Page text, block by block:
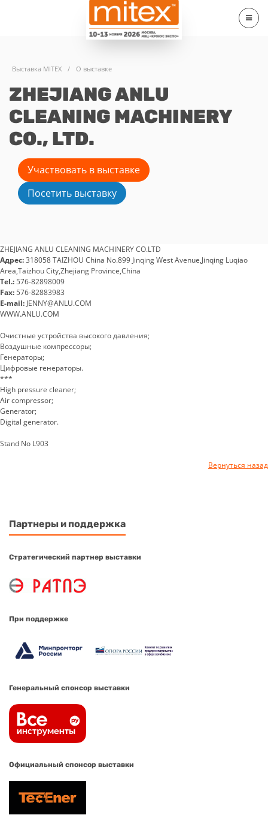
Выставка MITEX / О выставке
ZHEJIANG ANLU
CLEANING MACHINERY
CO., LTD.
Участвовать в выставке
Посетить выставку
ZHEJIANG ANLU CLEANING MACHINERY CO.LTD
Адрес:318058 TAIZHOU China No.899 Jinqing West Avenue,Jinqing Luqiao
Area,Taizhou City,Zhejiang Province,China
Tel.: 576-82898009
Fax: 576-82883983
E-mail: JENNY@ANLU.COM
WWW.ANLU.COM
Очистные устройства высокого давления;
Воздушные компрессоры;
Генераторы;
Цифровые генераторы.
***
High pressure cleaner;
Air compressor;
Generator;
Digital generator.
Stand No L903
Вернуться назад
Партнеры и поддержка
Стратегический партнер выставки
При поддержке
Генеральный спонсор выставки
Официальный спонсор выставки